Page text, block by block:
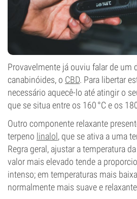
Provavelmente já ouviu falar de um
canabinóides, o CBD. Para libertar
necessário aquecê-lo até atingir o
que se situa entre os 160 °C e os
Outro componente relaxante
terpeno linalol, que se ativa a uma
Regra geral, ajustar a temperatura
valor mais elevado tende a
intenso; em temperaturas mais
normalmente mais suave e